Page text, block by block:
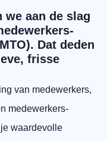
we aan de slag
Dat deden
frisse
van medewerkers,
medewerkers-
waardevolle